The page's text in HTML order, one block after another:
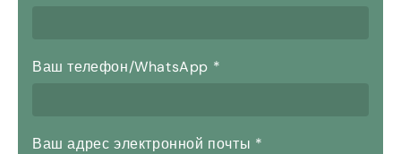
Ваш телефон/WhatsApp *
Ваш адрес электронной почты *